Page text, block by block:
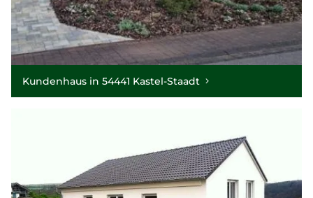
Kundenhaus in 54441 Kastel-Staadt